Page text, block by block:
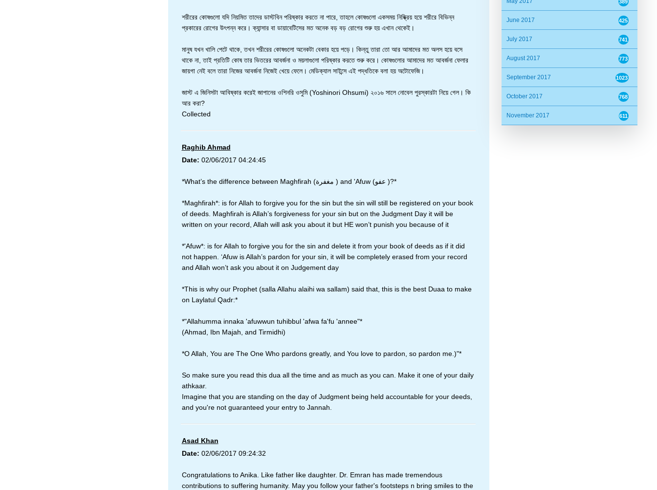
শরীরের কোষগুলো যদি নিয়মিত তাদের ডাস্টবিন পরিষ্কার করতে না পারে, তাহলে কোষগুলো একসময় নিষ্ক্রিয় হয়ে শরীরে বিভিন্ন
প্রকারের রোগের উৎপন্ন করে। ক্যান্সার বা ডায়াবেটিসের মত অনেক বড় বড় রোগের শুরু হয় এখান থেকেই।
মানুষ যখন খালি পেটে থাকে, তখন শরীরের কোষগুলো অনেকটা বেকার হয়ে পড়ে। কিন্তু তারা তো আর আমাদের মত অলস হয়ে বসে
থাকে না, তাই প্রতিটি কোষ তার ভিতরের আবর্জনা ও ময়লাগুলো পরিষ্কার করতে শুরু করে। কোষগুলোর আমাদের মত আবর্জনা ফেলার
জায়গা নেই বলে তারা নিজের আবর্জনা নিজেই খেয়ে ফেলে। মেডিক্যাল সাইন্সে এই পদ্ধতিকে বলা হয় অটোফেজি।
জাস্ট এ জিনিসটা আবিষ্কার করেই জাপানের ওশিনরি ওসুমি (Yoshinori Ohsumi) ২০১৬ সালে নোবেল পুরস্কারটা নিয়ে গেল। কি
আর করা?
Collected
Raghib Ahmad
Date: 02/06/2017 04:24:45
*What’s the difference between Maghfirah (مغفرة ) and 'Afuw (عفو )?*
*Maghfirah*: is for Allah to forgive you for the sin but the sin will still be registered on your book
of deeds. Maghfirah is Allah’s forgiveness for your sin but on the Judgment Day it will be
written on your record, Allah will ask you about it but HE won’t punish you because of it
*'Afuw*: is for Allah to forgive you for the sin and delete it from your book of deeds as if it did
not happen. ‘Afuw is Allah’s pardon for your sin, it will be completely erased from your record
and Allah won’t ask you about it on Judgement day
*This is why our Prophet (salla Allahu alaihi wa sallam) said that, this is the best Duaa to make
on Laylatul Qadr:*
*"Allahumma innaka 'afuwwun tuhibbul 'afwa fa'fu 'annee"*
(Ahmad, Ibn Majah, and Tirmidhi)
*O Allah, You are The One Who pardons greatly, and You love to pardon, so pardon me.)"*
So make sure you read this dua all the time and as much as you can. Make it one of your daily
athkaar.
Imagine that you are standing on the day of Judgment being held accountable for your deeds,
and you're not guaranteed your entry to Jannah.
Asad Khan
Date: 02/06/2017 09:24:32
Congratulations to Anika. Like father like daughter. Dr. Emran has made tremendous
contributions to suffering humanity. May you follow your father's footsteps n bring smiles to the
389
June 2017 425
July 2017 741
August 2017 773
September 2017 1023
October 2017 768
November 2017 611